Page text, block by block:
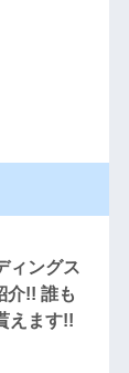
ィングス
介!! 誰も
えます!!